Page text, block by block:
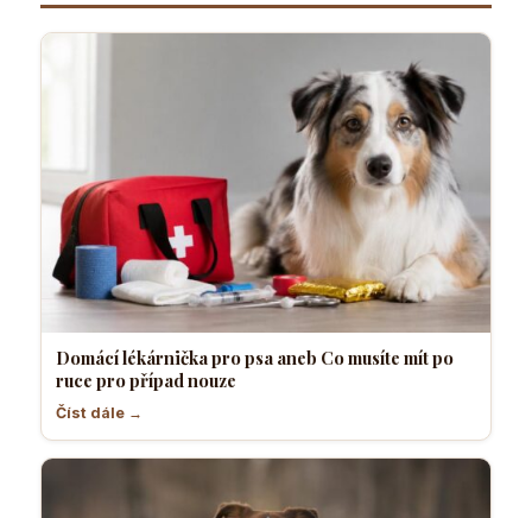
Domácí lékárnička pro psa aneb Co musíte mít po
ruce pro případ nouze
Číst dále →